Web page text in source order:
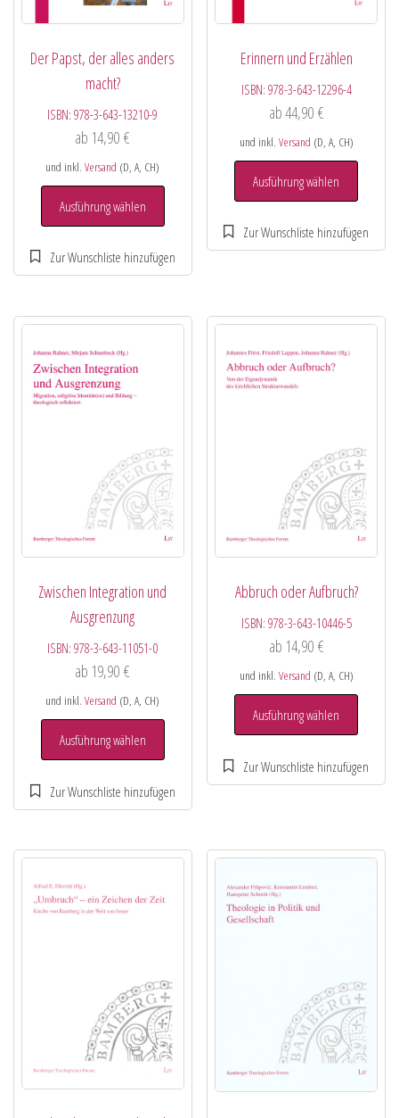
Der Papst, der alles anders
macht?
ISBN:978-3-643-13210-9
ab 14,90€
und inkl.Versand (D, A, CH)
Ausführung wählen
Erinnern und Erzählen
ISBN: 978-3-643-12296-4
ab44,90 €
und inkl. Versand (D, A, CH)
Ausführung wählen
Zwischen Integration und
Ausgrenzung
ISBN:978-3-643-11051-0
ab 19,90€
und inkl.Versand (D, A, CH)
Ausführung wählen
Abbruch oder Aufbruch?
ISBN: 978-3-643-10446-5
ab 14,90 €
und inkl. Versand (D, A, CH)
Ausführung wählen